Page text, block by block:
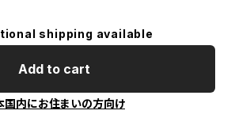
shipping available
Add to cart
国内にお住まいの方向け